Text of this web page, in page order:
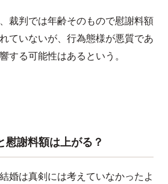
裁判では年齢そのもので慰謝料額
ていないが、行為態様が悪質であ
する可能性はあるという。
慰謝料額は上がる？
婚は真剣には考えていなかったよ